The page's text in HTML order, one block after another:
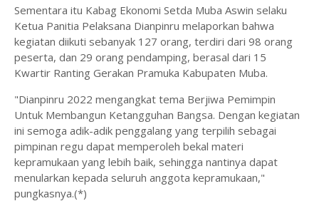
Sementara itu Kabag Ekonomi Setda Muba Aswin selaku
Ketua Panitia Pelaksana Dianpinru melaporkan bahwa
kegiatan diikuti sebanyak 127 orang, terdiri dari 98 orang
peserta, dan 29 orang pendamping, berasal dari 15
Kwartir Ranting Gerakan Pramuka Kabupaten Muba.
"Dianpinru 2022 mengangkat tema Berjiwa Pemimpin
Untuk Membangun Ketangguhan Bangsa. Dengan kegiatan
ini semoga adik-adik penggalang yang terpilih sebagai
pimpinan regu dapat memperoleh bekal materi
kepramukaan yang lebih baik, sehingga nantinya dapat
menularkan kepada seluruh anggota kepramukaan,"
pungkasnya.(*)